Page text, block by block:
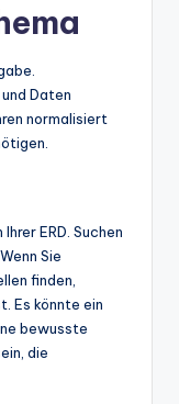
Daten
normalisiert
ERD. Suchen
Sie
finden,
Es könnte ein
bewusste
die